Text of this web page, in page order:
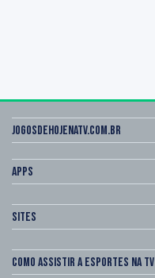
Jogosdehojenatv.com.br
Apps
Sites
Como assistir a esportes na TV